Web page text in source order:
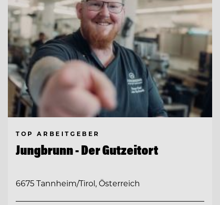
TOP ARBEITGEBER
Jungbrunn - Der Gutzeitort
6675 Tannheim/Tirol, Österreich